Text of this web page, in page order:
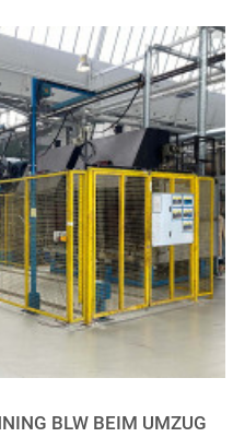
BLW BEIM UMZUG